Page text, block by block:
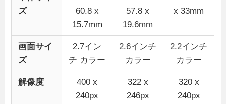
ズ
60.8 x
15.7mm
57.8 x
19.6mm
x 33mm
画面サイ
ズ
2.7イン
チ カラー
2.6インチ
カラー
2.2インチ
カラー
解像度
400 x
240px
322 x
246px
320 x
240px